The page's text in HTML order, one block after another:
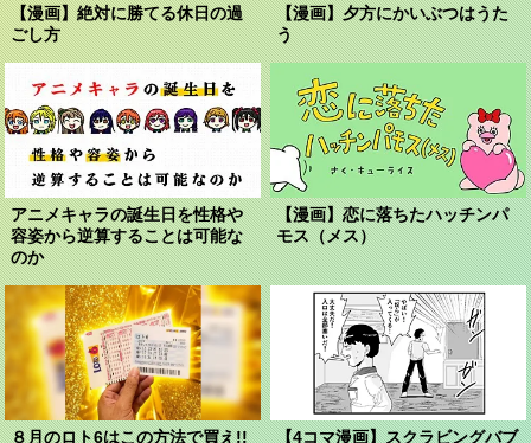
【漫画】絶対に勝てる休日の過
ごし方
【漫画】夕方にかいぶつはうた
う
アニメキャラの誕生日を性格や
容姿から逆算することは可能な
のか
【漫画】恋に落ちたハッチンパ
モス（メス）
８月のロト6はこの方法で買え!!
【4コマ漫画】スクラビングバブ